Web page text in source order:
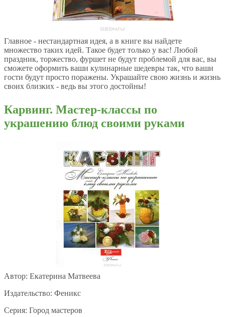
Главное - нестандартная идея, а в книге вы найдете
множество таких идей. Такое будет только у вас! Любой
праздник, торжество, фуршет не будут проблемой для вас, вы
сможете оформить ваши кулинарные шедевры так, что ваши
гости будут просто поражены. Украшайте свою жизнь и жизнь
своих близких - ведь вы этого достойны!
Карвинг. Мастер-классы по
украшению блюд своими руками
Автор: Екатерина Матвеева
Издательство: Феникс
Серия: Город мастеров